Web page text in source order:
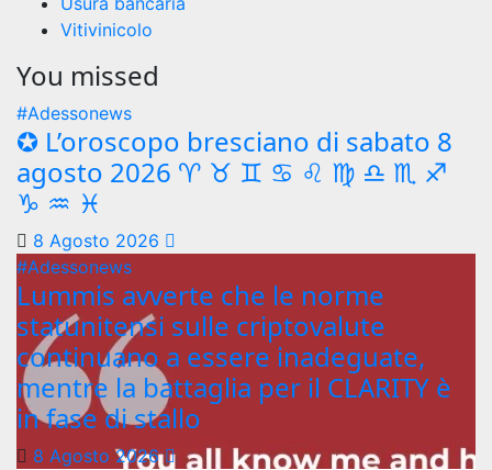
Vitivinicolo
You missed
#Adessonews
✪ L’oroscopo bresciano di sabato 8
agosto 2026 ♈ ♉ ♊ ♋ ♌ ♍ ♎ ♏ ♐
♑ ♒ ♓
8 Agosto 2026
#Adessonews
Lummis avverte che le norme
statunitensi sulle criptovalute
continuano a essere inadeguate,
mentre la battaglia per il CLARITY è
in fase di stallo
8 Agosto 2026